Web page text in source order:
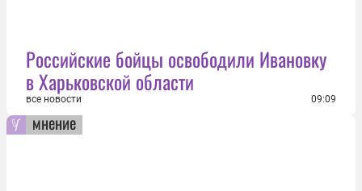
Российские бойцы освободили Ивановку
в Харьковской области
все новости 09:09
мнение